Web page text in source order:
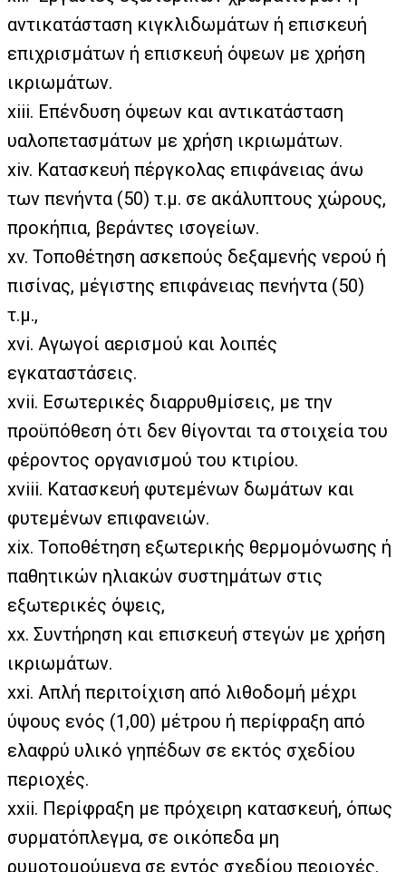
αντικατάσταση κιγκλιδωμάτων ή επισκευή
επιχρισμάτων ή επισκευή όψεων με χρήση
ικριωμάτων.
xiii. Επένδυση όψεων και αντικατάσταση
υαλοπετασμάτων με χρήση ικριωμάτων.
xiv. Κατασκευή πέργκολας επιφάνειας άνω
των πενήντα (50) τ.μ. σε ακάλυπτους χώρους,
προκήπια, βεράντες ισογείων.
xv. Τοποθέτηση ασκεπούς δεξαμενής νερού ή
πισίνας, μέγιστης επιφάνειας πενήντα (50)
τ.μ.,
xvi. Αγωγοί αερισμού και λοιπές
εγκαταστάσεις.
xvii. Εσωτερικές διαρρυθμίσεις, με την
προϋπόθεση ότι δεν θίγονται τα στοιχεία του
φέροντος οργανισμού του κτιρίου.
xviii. Κατασκευή φυτεμένων δωμάτων και
φυτεμένων επιφανειών.
xix. Τοποθέτηση εξωτερικής θερμομόνωσης ή
παθητικών ηλιακών συστημάτων στις
εξωτερικές όψεις,
xx. Συντήρηση και επισκευή στεγών με χρήση
ικριωμάτων.
xxi. Απλή περιτοίχιση από λιθοδομή μέχρι
ύψους ενός (1,00) μέτρου ή περίφραξη από
ελαφρύ υλικό γηπέδων σε εκτός σχεδίου
περιοχές.
xxii. Περίφραξη με πρόχειρη κατασκευή, όπως
συρματόπλεγμα, σε οικόπεδα μη
ρυμοτομούμενα σε εντός σχεδίου περιοχές.